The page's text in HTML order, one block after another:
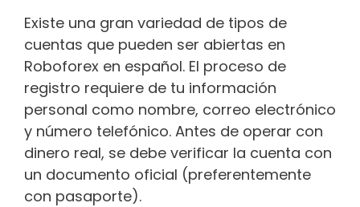
Existe una gran variedad de tipos de
cuentas que pueden ser abiertas en
Roboforex en español. El proceso de
registro requiere de tu información
personal como nombre, correo electrónico
y número telefónico. Antes de operar con
dinero real, se debe verificar la cuenta con
un documento oficial (preferentemente
con pasaporte).